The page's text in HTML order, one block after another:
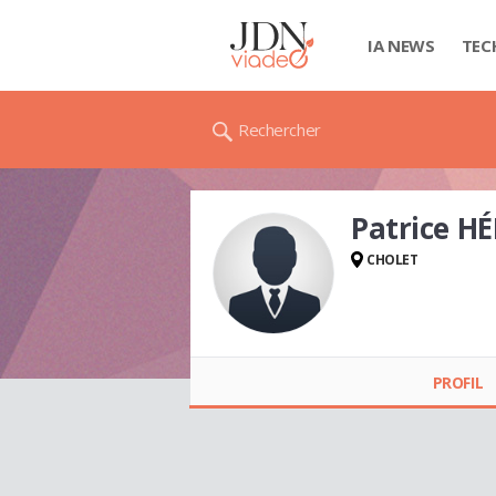
IA NEWS
Rechercher
Patrice
CHOLET
PROFIL